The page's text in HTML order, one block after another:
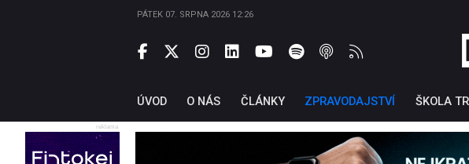
PÁTEK 07. SRPNA 2026 12:26
ÚVOD O NÁS ČLÁNKY ZPRAVODAJSTVÍ ŠKOLA
reklama